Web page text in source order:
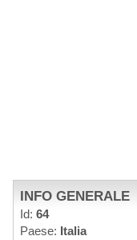
INFO GENERALE
Id: 64
Paese: Italia